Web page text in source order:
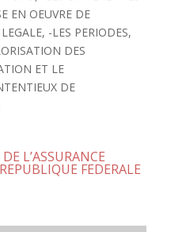
EN OEUVRE DE
-LES PERIODES,
DES
ET LE
DE
L’ASSURANCE
FEDERALE